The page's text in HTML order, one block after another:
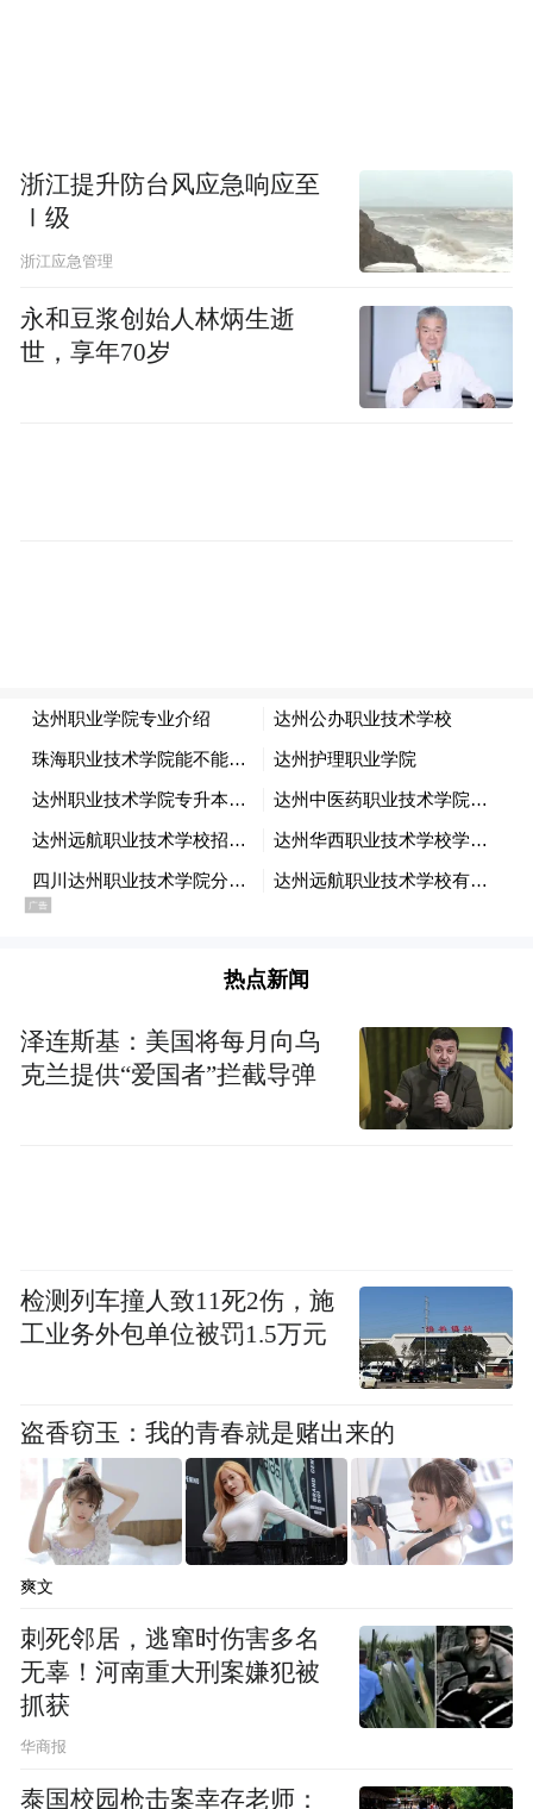
国足世预赛场场爆满
理论上，虽然国脚都是职业球员，但国家队
并不是职业球队，没有职业、业余之分。按
照政治正确的说法，每个球员都有为国征战
所以从球员的选拔流程上看，不能说苏超跟
国足没有关系，苏超也为国家队提供了选择
空间，只是没有人选上而已。如果现在国家
决定停办职业联赛，说不定国脚还真可能出
自苏超，毕竟它是国内水平最高的业余联
赛，对吗。
苏超现役球员，部分是从职业赛场退役下来
是有天赋热爱足球在校学生。无一例外，这
些球员现在都处于中国球员体系的塔基部
位。国家队球员是从小在所有球员中突围出
可以说，中超是国足的显性部分，苏超、浙
超、粤超等是国足的隐性部分。
至于国足水平为什么这么差，抛开社会风
俗、教育土壤、文化基因这类谈也意义不大
的因素不谈，无外乎几个原因：联赛组织体
系不够好、青训水平不够好。
浙江提升防台风应急响应至
Ⅰ级
浙江应急管理
永和豆浆创始人林炳生逝
世，享年70岁
热点新闻
泽连斯基：美国将每月向乌
克兰提供“爱国者”拦截导弹
检测列车撞人致11死2伤，施
工业务外包单位被罚1.5万元
盗香窃玉：我的青春就是赌出来的
爽文
刺死邻居，逃窜时伤害多名
无辜！河南重大刑案嫌犯被
抓获
华商报
泰国校园枪击案幸存老师：